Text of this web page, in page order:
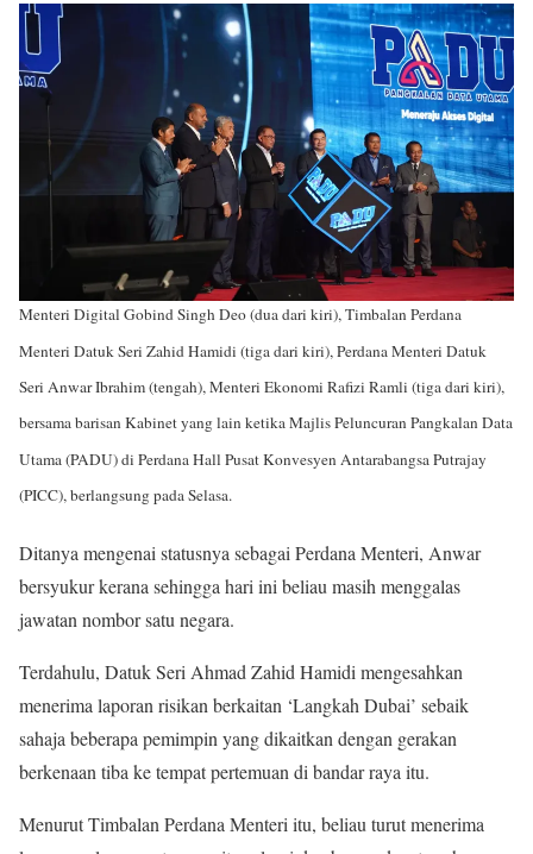
Menteri Digital Gobind Singh Deo (dua dari kiri), Timbalan Perdana
Menteri Datuk Seri Zahid Hamidi (tiga dari kiri), Perdana Menteri Datuk
Seri Anwar Ibrahim (tengah), Menteri Ekonomi Rafizi Ramli (tiga dari kiri),
bersama barisan Kabinet yang lain ketika Majlis Peluncuran Pangkalan Data
Utama (PADU) di Perdana Hall Pusat Konvesyen Antarabangsa Putrajay
(PICC), berlangsung pada Selasa.
Ditanya mengenai statusnya sebagai Perdana Menteri, Anwar
bersyukur kerana sehingga hari ini beliau masih menggalas
jawatan nombor satu negara.
Terdahulu, Datuk Seri Ahmad Zahid Hamidi mengesahkan
menerima laporan risikan berkaitan ‘Langkah Dubai’ sebaik
sahaja beberapa pemimpin yang dikaitkan dengan gerakan
berkenaan tiba ke tempat pertemuan di bandar raya itu.
Menurut Timbalan Perdana Menteri itu, beliau turut menerima